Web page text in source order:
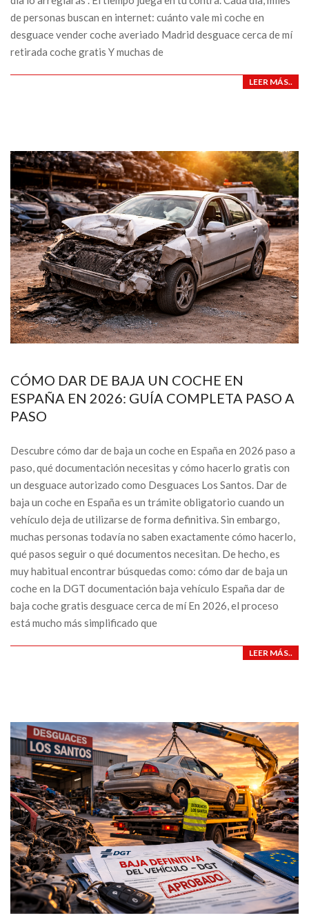
de personas buscan en internet: cuánto vale mi coche en
desguace vender coche averiado Madrid desguace cerca de mí
retirada coche gratis Y muchas de
LEER MÁS..
CÓMO DAR DE BAJA UN COCHE EN
ESPAÑA EN 2026: GUÍA COMPLETA PASO A
PASO
Descubre cómo dar de baja un coche en España en 2026 paso a
paso, qué documentación necesitas y cómo hacerlo gratis con
un desguace autorizado como Desguaces Los Santos. Dar de
baja un coche en España es un trámite obligatorio cuando un
vehículo deja de utilizarse de forma definitiva. Sin embargo,
muchas personas todavía no saben exactamente cómo hacerlo,
qué pasos seguir o qué documentos necesitan. De hecho, es
muy habitual encontrar búsquedas como: cómo dar de baja un
coche en la DGT documentación baja vehículo España dar de
baja coche gratis desguace cerca de mí En 2026, el proceso
está mucho más simplificado que
LEER MÁS..